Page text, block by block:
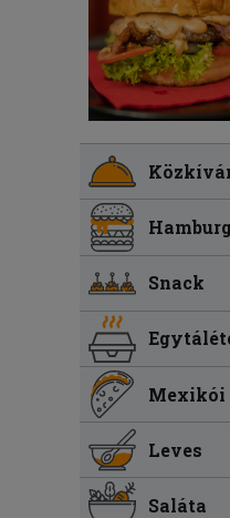
Snack
Mexikói
Leves
Saláta